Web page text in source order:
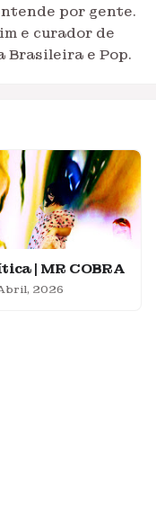
por gente.
e curador de
Brasileira e Pop.
| MR COBRA
2026